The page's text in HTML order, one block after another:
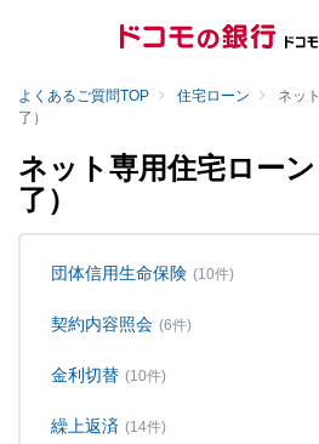
よくあるご質問TOP 住宅ローン
ネッ
了）
ネット専用住宅ロー
了）
団体信用生命保険 (10件)
契約内容照会 (6件)
金利切替 (10件)
繰上返済 (14件)